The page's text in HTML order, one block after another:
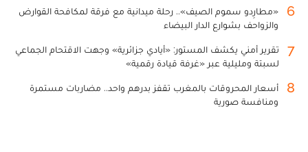
6
«مطارِدو سموم الصيف».. رحلة ميدانية مع فرقة لمكافحة القوارض
والزواحف بشوارع الدار البيضاء
7
تقرير أمني يكشف المستور: «أيادي جزائرية» وجهت الاقتحام الجماعي
لسبتة ومليلية عبر «غرفة قيادة رقمية»
8
أسعار المحروقات بالمغرب تقفز بدرهم واحد.. مضاربات مستمرة
ومنافسة صورية